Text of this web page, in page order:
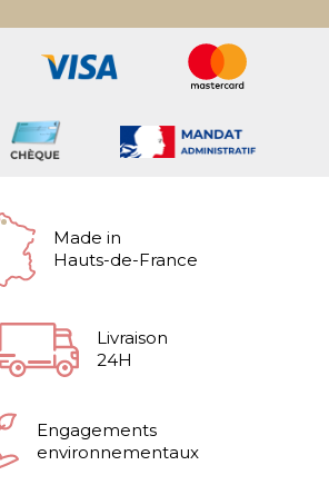
Made in
Hauts-de-France
Livraison
24H
Engagements
environnementaux